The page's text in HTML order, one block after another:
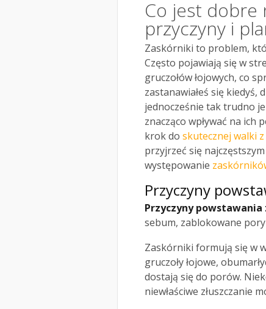
Co jest dobre
przyczyny i
Zaskórniki to problem,
Często pojawiają się w
gruczołów łojowych, co
zastanawiałeś się kiedyś,
jednocześnie tak trudno
znacząco wpływać na
krok do skutecznej walki
przyjrzeć się
występowanie
Przyczyny
Przyczyny
sebum, zablokowane
Zaskórniki formują się w
gruczoły łojowe,
dostają się do porów.
niewłaściwe złuszczanie